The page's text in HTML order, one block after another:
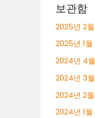
보관함
2025년 2월
2025년 1월
2024년 4월
2024년 3월
2024년 2월
2024년 1월